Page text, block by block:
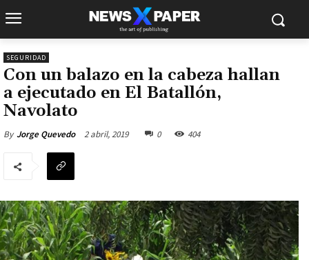
SEGURIDAD
Con un balazo en la cabeza hallan
a ejecutado en El Batallón,
Navolato
By Jorge Quevedo 2 abril, 2019 0 404